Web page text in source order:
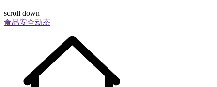
scroll down
食品安全动态